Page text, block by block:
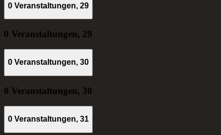
0 Veranstaltungen, 29
0 Veranstaltungen, 29
0 Veranstaltungen, 30
0 Veranstaltungen, 30
0 Veranstaltungen, 31